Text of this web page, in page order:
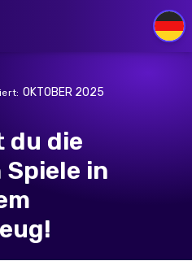
DE
: OKTOBER 2025
du die
in